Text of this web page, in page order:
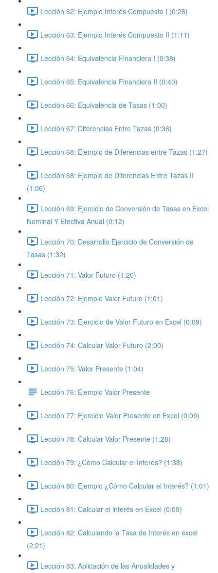
Lección 62: Ejemplo Interés Compuesto I (0:28)
Lección 63: Ejemplo Interés Compuesto II (1:11)
Lección 64: Equivalencia Financiera I (0:38)
Lección 65: Equivalencia Financiera II (0:40)
Lección 66: Equivalencia de Tasas (1:00)
Lección 67: Diferencias Entre Tazas (0:36)
Lección 68: Ejemplo de Diferencias entre Tazas (1:27)
Lección 68: Ejemplo de Diferencias Entre Tazas II
(1:06)
Lección 69: Ejercicio de Conversión de Tasas en Excel
Nominal Y Efectiva Anual (0:12)
Lección 70: Desarrollo Ejercicio de Conversión de
Tasas (1:32)
Lección 71: Valor Futuro (1:20)
Lección 72: Ejemplo Valor Futuro (1:01)
Lección 73: Ejercicio de Valor Futuro en Excel (0:09)
Lección 74: Calcular Valor Futuro (2:00)
Lección 75: Valor Presente (1:04)
Lección 76: Ejemplo Valor Presente
Lección 77: Ejercicio Valor Presente en Excel (0:09)
Lección 78: Calcular Valor Presente (1:28)
Lección 79: ¿Cómo Calcular el Interés? (1:38)
Lección 80: Ejemplo ¿Cómo Calcular el Interés? (1:01)
Lección 81: Calcular el interés en Excel (0:09)
Lección 82: Calculando la Tasa de Interés en excel
(2:21)
Lección 83: Aplicación de las Anualidades y